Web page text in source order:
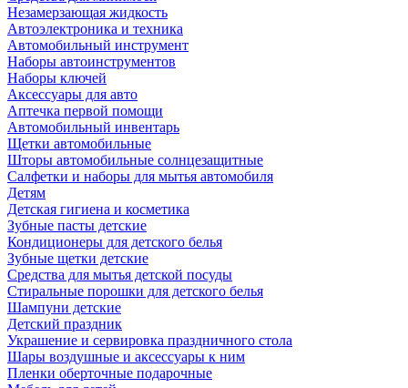
Незамерзающая жидкость
Автоэлектроника и техника
Автомобильный инструмент
Наборы автоинструментов
Наборы ключей
Аксессуары для авто
Аптечка первой помощи
Автомобильный инвентарь
Щетки автомобильные
Шторы автомобильные солнцезащитные
Салфетки и наборы для мытья автомобиля
Детям
Детская гигиена и косметика
Зубные пасты детские
Кондиционеры для детского белья
Зубные щетки детские
Средства для мытья детской посуды
Стиральные порошки для детского белья
Шампуни детские
Детский праздник
Украшение и сервировка праздничного стола
Шары воздушные и аксессуары к ним
Пленки оберточные подарочные